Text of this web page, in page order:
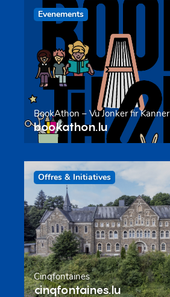
Evenements
BookAthon – Vu Jonker fir Kanner
bookathon.lu
Offres & Initiatives
Cinqfontaines
cinqfontaines.lu